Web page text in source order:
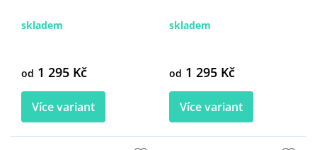
skladem
od 1 295 Kč
Více variant
skladem
od 1 295 Kč
Více variant